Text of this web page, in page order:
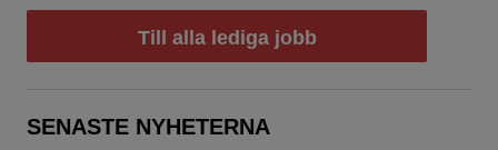
Till alla lediga jobb
SENASTE NYHETERNA